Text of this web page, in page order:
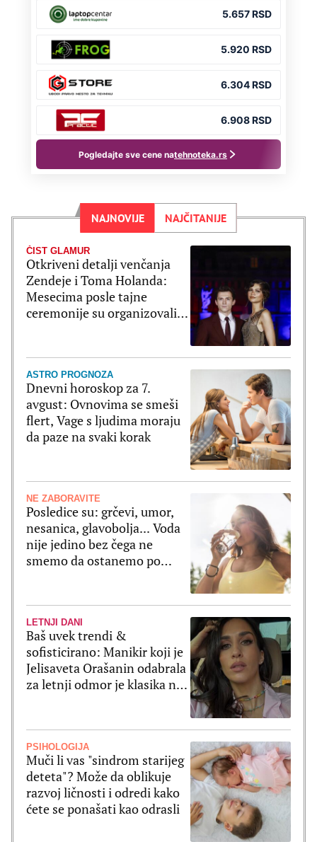
NAJNOVIJE NAJČITANIJE
ČIST GLAMUR
Otkriveni detalji venčanja
Zendeje i Toma Holanda:
Mesecima posle tajne
ceremonije su organizovali
ASTRO PROGNOZA
Dnevni horoskop za 7.
avgust: Ovnovima se smeši
flert, Vage s ljudima moraju
da paze na svaki korak
NE ZABORAVITE
Posledice su: grčevi, umor,
nesanica, glavobolja... Voda
nije jedino bez čega ne
smemo da ostanemo po
LETNJI DANI
Baš uvek trendi &
sofisticirano: Manikir koji je
Jelisaveta Orašanin odabrala
za letnji odmor je klasika na
PSIHOLOGIJA
Muči li vas "sindrom starijeg
deteta"? Može da oblikuje
razvoj ličnosti i odredi kako
ćete se ponašati kao odrasli